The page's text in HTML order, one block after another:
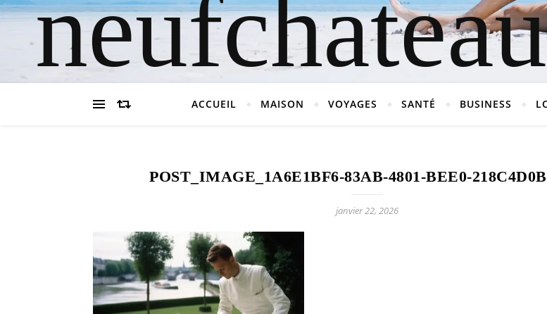
ACCUEIL MAISON VOYAGES SANTÉ BUSINESS
POST_IMAGE_1A6E1BF6-83AB-4801-BEE0-
janvier 22, 2026